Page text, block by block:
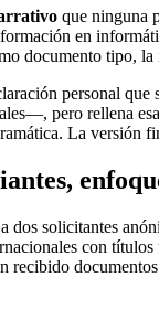
que ninguna
en
documento tipo,
personal
pero rellena
La versión
dos solicitantes
con
recibido